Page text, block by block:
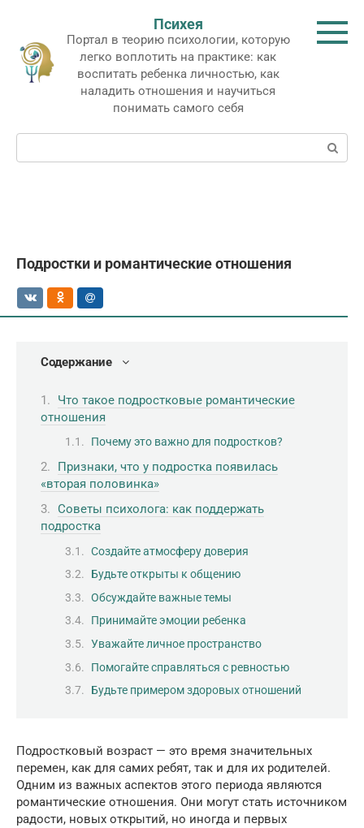
контенту
Психея
Портал в теорию психологии, которую
легко воплотить на практике: как
воспитать ребенка личностью, как
наладить отношения и научиться
понимать самого себя
Поиск:
Подростки и романтические отношения
Содержание
Что такое подростковые романтические
отношения
Почему это важно для подростков?
Признаки, что у подростка появилась
«вторая половинка»
Советы психолога: как поддержать
подростка
Создайте атмосферу доверия
Будьте открыты к общению
Обсуждайте важные темы
Принимайте эмоции ребенка
Уважайте личное пространство
Помогайте справляться с ревностью
Будьте примером здоровых отношений
Подростковый возраст — это время значительных
перемен, как для самих ребят, так и для их родителей.
Одним из важных аспектов этого периода являются
романтические отношения. Они могут стать источником
радости, новых открытий, но иногда и первых